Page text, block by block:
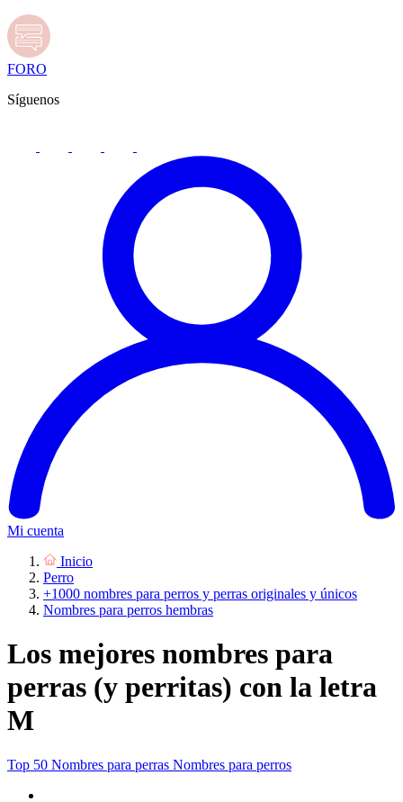
FORO
Síguenos
Mi cuenta
Inicio
Perro
+1000 nombres para perros y perras originales y únicos
Nombres para perros hembras
Los mejores nombres para
perras (y perritas) con la letra
M
Top 50 Nombres para perras Nombres para perros